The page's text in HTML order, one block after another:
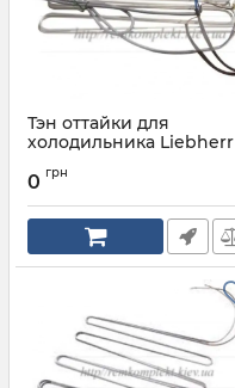
Тэн оттайки для
холодильника Liebherr
Артикул:
0 грн